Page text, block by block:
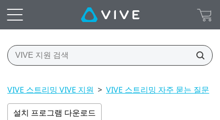
VIVE 스트리밍 VIVE 지원 > VIVE 스트리밍 자주 묻는 질문
설치 프로그램 다운로드